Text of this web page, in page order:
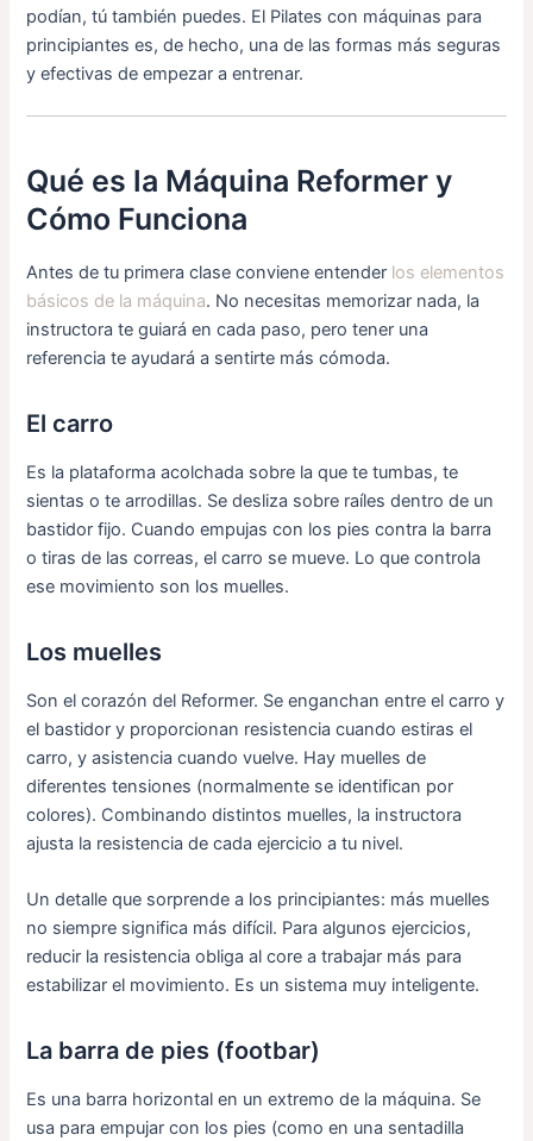
podían, tú también puedes. El Pilates con máquinas para
principiantes es, de hecho, una de las formas más seguras
y efectivas de empezar a entrenar.
Qué es la Máquina Reformer y
Cómo Funciona
Antes de tu primera clase conviene entender los elementos
básicos de la máquina. No necesitas memorizar nada, la
instructora te guiará en cada paso, pero tener una
referencia te ayudará a sentirte más cómoda.
El carro
Es la plataforma acolchada sobre la que te tumbas, te
sientas o te arrodillas. Se desliza sobre raíles dentro de un
bastidor fijo. Cuando empujas con los pies contra la barra
o tiras de las correas, el carro se mueve. Lo que controla
ese movimiento son los muelles.
Los muelles
Son el corazón del Reformer. Se enganchan entre el carro y
el bastidor y proporcionan resistencia cuando estiras el
carro, y asistencia cuando vuelve. Hay muelles de
diferentes tensiones (normalmente se identifican por
colores). Combinando distintos muelles, la instructora
ajusta la resistencia de cada ejercicio a tu nivel.
Un detalle que sorprende a los principiantes: más muelles
no siempre significa más difícil. Para algunos ejercicios,
reducir la resistencia obliga al core a trabajar más para
estabilizar el movimiento. Es un sistema muy inteligente.
La barra de pies (footbar)
Es una barra horizontal en un extremo de la máquina. Se
usa para empujar con los pies (como en una sentadilla